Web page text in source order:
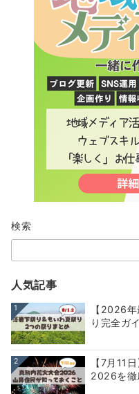
検索
人気記事
1
【2026
り完全ガ
2
【7月11
2026を徹